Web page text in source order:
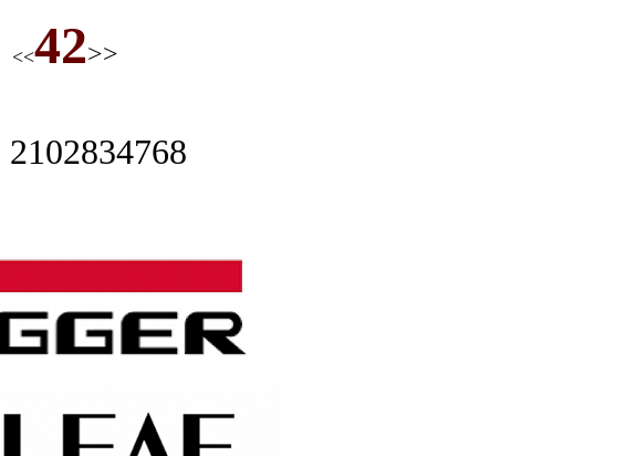
<<42>>
2102834768